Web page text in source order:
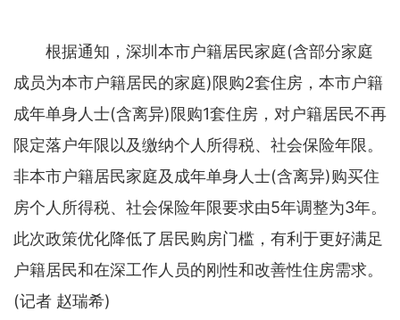
根据通知，深圳本市户籍居民家庭(含部分家庭
成员为本市户籍居民的家庭)限购2套住房，本市户籍
成年单身人士(含离异)限购1套住房，对户籍居民不再
限定落户年限以及缴纳个人所得税、社会保险年限。
非本市户籍居民家庭及成年单身人士(含离异)购买住
房个人所得税、社会保险年限要求由5年调整为3年。
此次政策优化降低了居民购房门槛，有利于更好满足
户籍居民和在深工作人员的刚性和改善性住房需求。
(记者 赵瑞希)